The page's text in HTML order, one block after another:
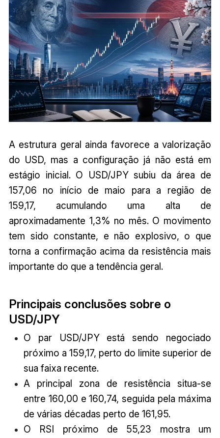
A estrutura geral ainda favorece a valorização
do USD, mas a configuração já não está em
estágio inicial. O USD/JPY subiu da área de
157,06 no início de maio para a região de
159,17, acumulando uma alta de
aproximadamente 1,3% no mês. O movimento
tem sido constante, e não explosivo, o que
torna a confirmação acima da resistência mais
importante do que a tendência geral.
Principais conclusões sobre o
USD/JPY
O par USD/JPY está sendo negociado
próximo a 159,17, perto do limite superior de
sua faixa recente.
A principal zona de resistência situa-se
entre 160,00 e 160,74, seguida pela máxima
de várias décadas perto de 161,95.
O RSI próximo de 55,23 mostra um